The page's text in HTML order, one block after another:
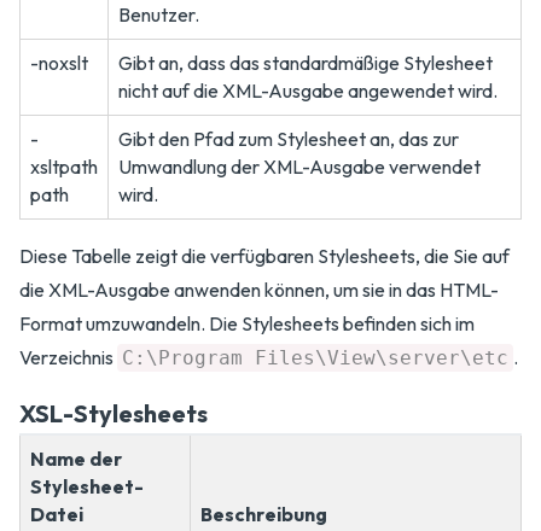
Benutzer.
-noxslt
Gibt an, dass das standardmäßige Stylesheet
nicht auf die XML-Ausgabe angewendet wird.
-
xsltpath
path
Gibt den Pfad zum Stylesheet an, das zur
Umwandlung der XML-Ausgabe verwendet
wird.
Diese Tabelle zeigt die verfügbaren Stylesheets, die Sie auf
die XML-Ausgabe anwenden können, um sie in das HTML-
Format umzuwandeln. Die Stylesheets befinden sich im
Verzeichnis C:\Program Files\View\server\etc .
XSL-Stylesheets
Name der
Stylesheet-
Datei
Beschreibung